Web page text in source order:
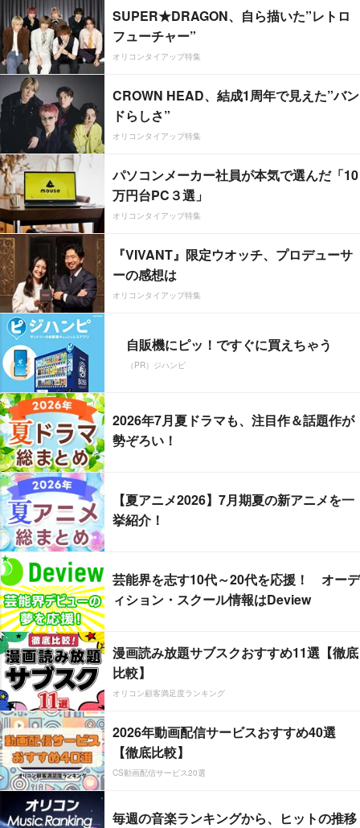
SUPER★DRAGON、自ら描いた”レトロ
フューチャー”
オリコンタイアップ特集
CROWN HEAD、結成1周年で見えた”バン
ドらしさ”
オリコンタイアップ特集
パソコンメーカー社員が本気で選んだ「10
万円台PC３選」
オリコンタイアップ特集
『VIVANT』限定ウオッチ、プロデューサ
ーの感想は
オリコンタイアップ特集
自販機にピッ！ですぐに買えちゃう
（PR）ジハンピ
2026年7月夏ドラマも、注目作＆話題作が
勢ぞろい！
【夏アニメ2026】7月期夏の新アニメを一
挙紹介！
芸能界を志す10代～20代を応援！ オーデ
ィション・スクール情報はDeview
漫画読み放題サブスクおすすめ11選【徹底
比較】
オリコン顧客満足度ランキング
2026年動画配信サービスおすすめ40選
【徹底比較】
CS動画配信サービス20選
毎週の音楽ランキングから、ヒットの推移